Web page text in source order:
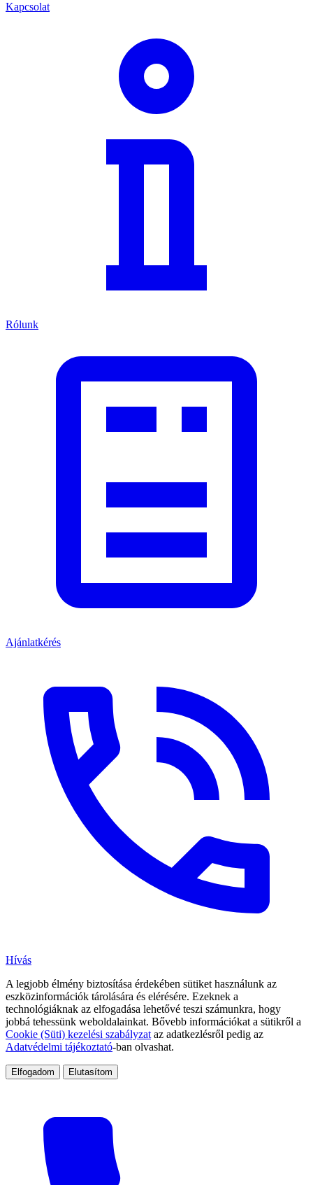
Kapcsolat
Rólunk
Ajánlatkérés
Hívás
A legjobb élmény biztosítása érdekében sütiket használunk az
eszközinformációk tárolására és elérésére. Ezeknek a
technológiáknak az elfogadása lehetővé teszi számunkra, hogy
jobbá tehessünk weboldalainkat. Bővebb információkat a sütikről a
Cookie (Süti) kezelési szabályzat az adatkezlésről pedig az
Adatvédelmi tájékoztató-ban olvashat.
Elfogadom Elutasítom